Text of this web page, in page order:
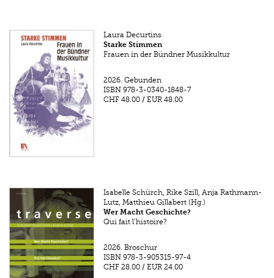
Laura Decurtins
Starke Stimmen
Frauen in der Bündner Musikkultur
2026. Gebunden
ISBN 978-3-0340-1848-7
CHF 48.00 /EUR 48.00
Isabelle Schürch, Rike Szill, Anja Rathmann-
Lutz, Matthieu Gillabert (Hg.)
Wer Macht Geschichte?
Qui fait l’histoire?
2026. Broschur
ISBN 978-3-905315-97-4
CHF 28.00 /EUR 24.00